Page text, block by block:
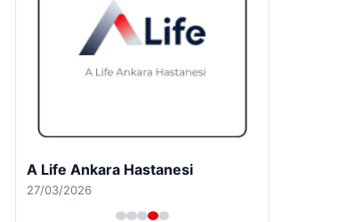
A Life Ankara Hastanesi
27/03/2026